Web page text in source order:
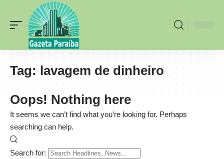
Tag: lavagem de dinheiro
Oops! Nothing here
It seems we can’t find what you’re looking for. Perhaps
searching can help.
Search for: